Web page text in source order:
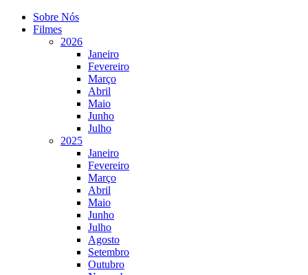
Sobre Nós
Filmes
2026
Janeiro
Fevereiro
Março
Abril
Maio
Junho
Julho
2025
Janeiro
Fevereiro
Março
Abril
Maio
Junho
Julho
Agosto
Setembro
Outubro